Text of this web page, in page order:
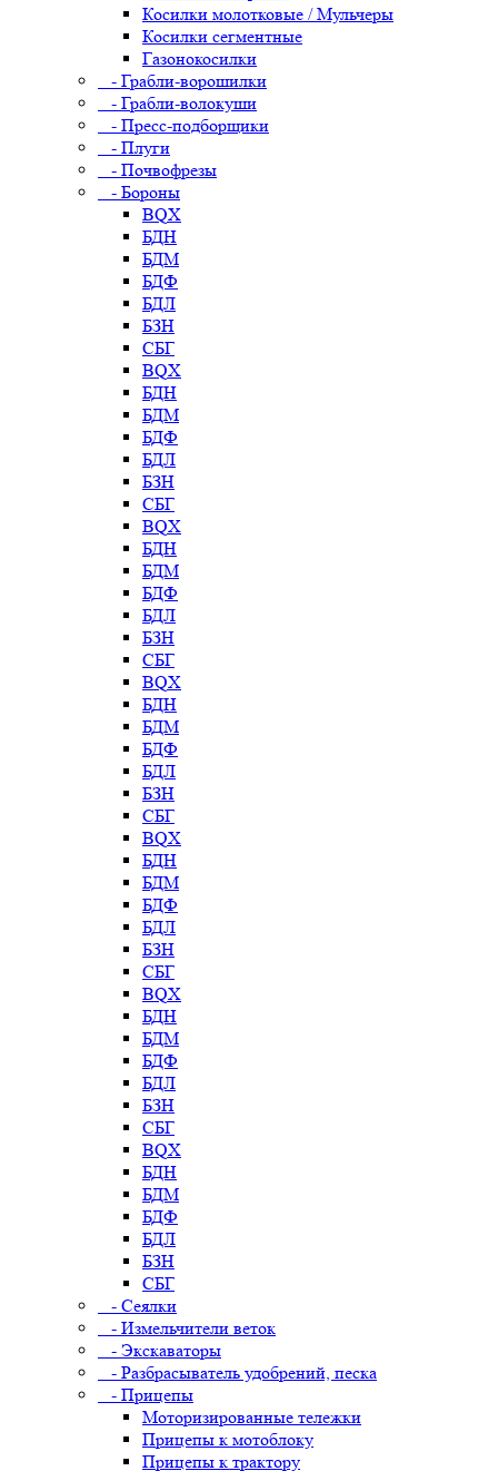
Косилки молотковые / Мульчеры
Косилки сегментные
Газонокосилки
- Грабли-ворошилки
- Грабли-волокуши
- Пресс-подборщики
- Плуги
- Почвофрезы
- Бороны
BQX
БДН
БДМ
БДФ
БДЛ
БЗН
СБГ
BQX
БДН
БДМ
БДФ
БДЛ
БЗН
СБГ
BQX
БДН
БДМ
БДФ
БДЛ
БЗН
СБГ
BQX
БДН
БДМ
БДФ
БДЛ
БЗН
СБГ
BQX
БДН
БДМ
БДФ
БДЛ
БЗН
СБГ
BQX
БДН
БДМ
БДФ
БДЛ
БЗН
СБГ
BQX
БДН
БДМ
БДФ
БДЛ
БЗН
СБГ
- Сеялки
- Измельчители веток
- Экскаваторы
- Разбрасыватель удобрений, песка
- Прицепы
Моторизированные тележки
Прицепы к мотоблоку
Прицепы к трактору